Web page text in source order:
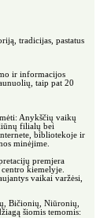
tradicijas, pastatus
ir informacijos
taip pat 20
Anykščių vaikų
filialų bei
bibliotekoje ir
minėjime.
premjera
kiemelyje.
vaikai varžėsi,
Bičionių, Niūronių,
šiomis temomis: